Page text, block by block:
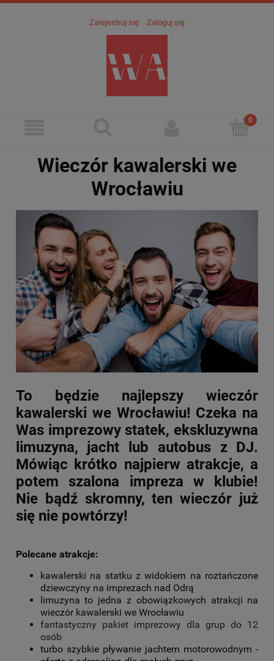
Zarejestruj się Zaloguj się
Wieczór kawalerski we
Wrocławiu
To będzie najlepszywieczór
kawalerski we Wrocławiu! Czeka na
Was imprezowy statek, ekskluzywna
limuzyna, jacht lub autobus z DJ.
Mówiąc krótko najpierw atrakcje, a
potem szalona impreza w klubie!
Nie bądź skromny, ten wieczór już
się nie powtórzy!
Polecane atrakcje:
kawalerski na statku z widokiem na roztańczone
dziewczyny na imprezach nad Odrą
limuzyna to jedna z obowiązkowych atrakcji na
wieczór kawalerski we Wrocławiu
fantastyczny pakiet imprezowy dla grup do 12
osób
turbo szybkie pływanie jachtem motorowodnym -